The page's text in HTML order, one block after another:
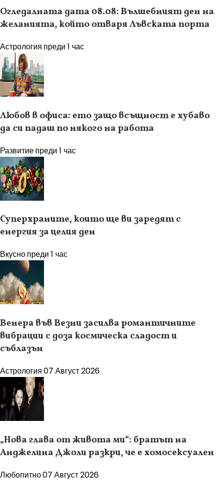
Огледалната дата 08.08: Вълшебният ден на
желанията, който отваря Лъвската порта
Астрология преди 1 час
Любов в офиса: ето защо всъщност е хубаво
да си падаш по някого на работа
Развитиепреди 1 час
Суперхраните, които ще ви заредят с
енергия за целия ден
Вкуснопреди 1 час
Венера във Везни засилва романтичните
вибрации с доза космическа сладост и
съблазън
Астрология07 Август 2026
„Нова глава от живота ми“: братът на
Анджелина Джоли разкри, че е хомосексуален
Любопитно07 Август 2026